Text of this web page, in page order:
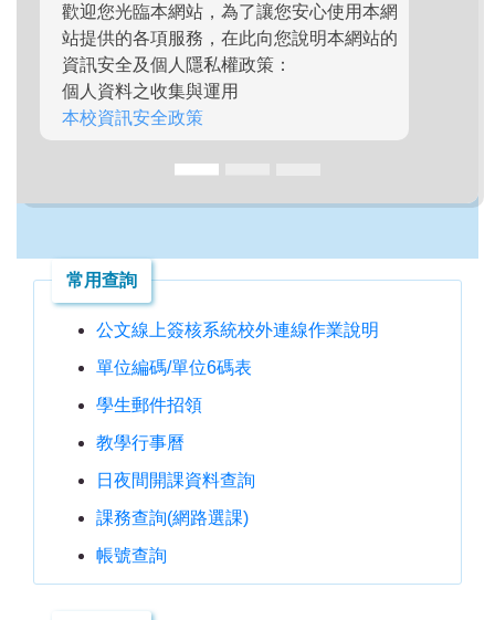
歡迎您光臨本網站，為了讓您安心使用本網
站提供的各項服務，在此向您說明本網站的
資訊安全及個人隱私權政策：
個人資料之收集與運用
本校資訊安全政策
常用查詢
公文線上簽核系統校外連線作業說明
單位編碼/單位6碼表
學生郵件招領
教學行事曆
日夜間開課資料查詢
課務查詢(網路選課)
帳號查詢